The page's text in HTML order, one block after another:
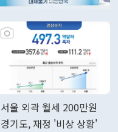
서울 외곽 월세 200만원
경기도, 재정 '비상 상황'